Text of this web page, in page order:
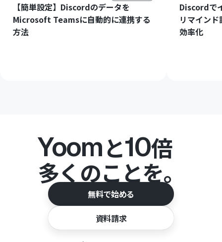
【簡単設定】Discordのデータを
Microsoft Teamsに自動的に連携する
方法
Discordで
リマイン
効率化
Yoomと10倍
多くのことを。
無料で始める
資料請求